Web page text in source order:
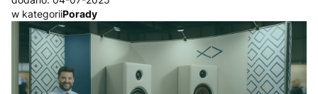
w kategoriiPorady